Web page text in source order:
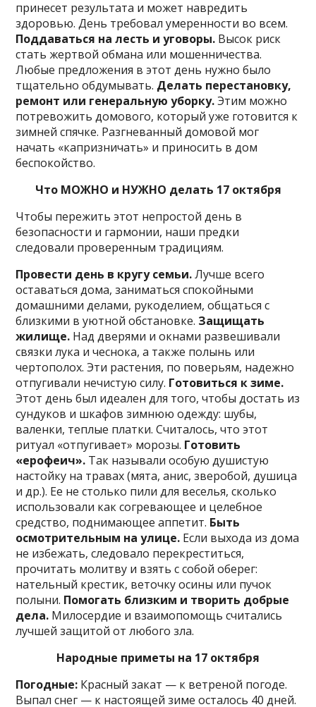
принесет результата и может навредить
здоровью. День требовал умеренности во всем.
Поддаваться на лесть и уговоры. Высок риск
стать жертвой обмана или мошенничества.
Любые предложения в этот день нужно было
тщательно обдумывать. Делать перестановку,
ремонт или генеральную уборку.Этим можно
потревожить домового, который уже готовится к
зимней спячке. Разгневанный домовой мог
начать «капризничать» и приносить в дом
беспокойство.
Что МОЖНО и НУЖНО делать 17 октября
Чтобы пережить этот непростой день в
безопасности и гармонии, наши предки
следовали проверенным традициям.
Провести день в кругу семьи.Лучше всего
оставаться дома, заниматься спокойными
домашними делами, рукоделием, общаться с
близкими в уютной обстановке. Защищать
жилище. Над дверями и окнами развешивали
связки лука и чеснока, а также полынь или
чертополох. Эти растения, по поверьям, надежно
отпугивали нечистую силу. Готовиться к зиме.
Этот день был идеален для того, чтобы достать из
сундуков и шкафов зимнюю одежду: шубы,
валенки, теплые платки. Считалось, что этот
ритуал «отпугивает» морозы. Готовить
«ерофеич». Так называли особую душистую
настойку на травах (мята, анис, зверобой, душица
и др.). Ее не столько пили для веселья, сколько
использовали как согревающее и целебное
средство, поднимающее аппетит. Быть
осмотрительным на улице. Если выхода из дома
не избежать, следовало перекреститься,
прочитать молитву и взять с собой оберег:
нательный крестик, веточку осины или пучок
полыни. Помогать близким и творить добрые
дела. Милосердие и взаимопомощь считались
лучшей защитой от любого зла.
Народные приметы на 17 октября
Погодные: Красный закат — к ветреной погоде.
Выпал снег — к настоящей зиме осталось 40 дней.